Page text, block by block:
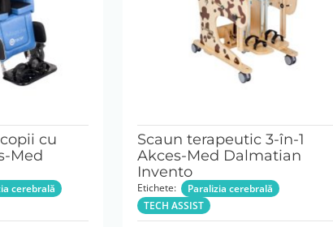
cu
Med
cerebrală
Scaun terapeutic 3-în-1
Akces-Med Dalmatian
Invento
Etichete:
Paralizia cerebrală
TECH ASSIST